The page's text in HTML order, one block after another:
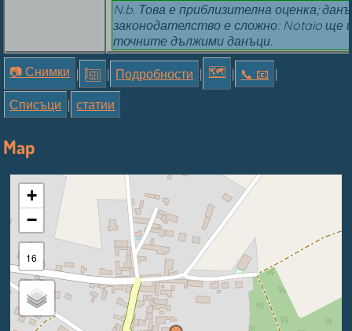
N.b. Това е приблизителна оценка;
законодателство е сложно: Notaio ще
точните дължими данъци.
📷 Снимки | | Подробности | 🗺 | 📞︎ 📧 |
Списъци | статии
Map
+
−
16